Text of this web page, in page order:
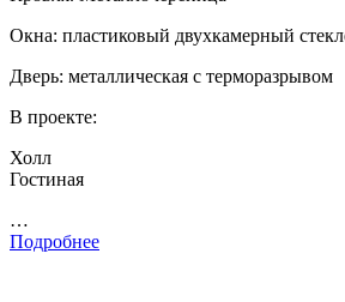
Окна: пластиковый двухкамерный
Дверь: металлическая с терморазрывом
В проекте:
Холл
Гостиная
…
Подробнее